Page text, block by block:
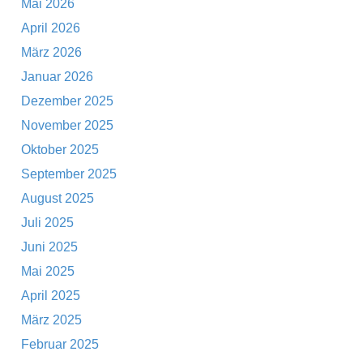
Mai 2026
April 2026
März 2026
Januar 2026
Dezember 2025
November 2025
Oktober 2025
September 2025
August 2025
Juli 2025
Juni 2025
Mai 2025
April 2025
März 2025
Februar 2025